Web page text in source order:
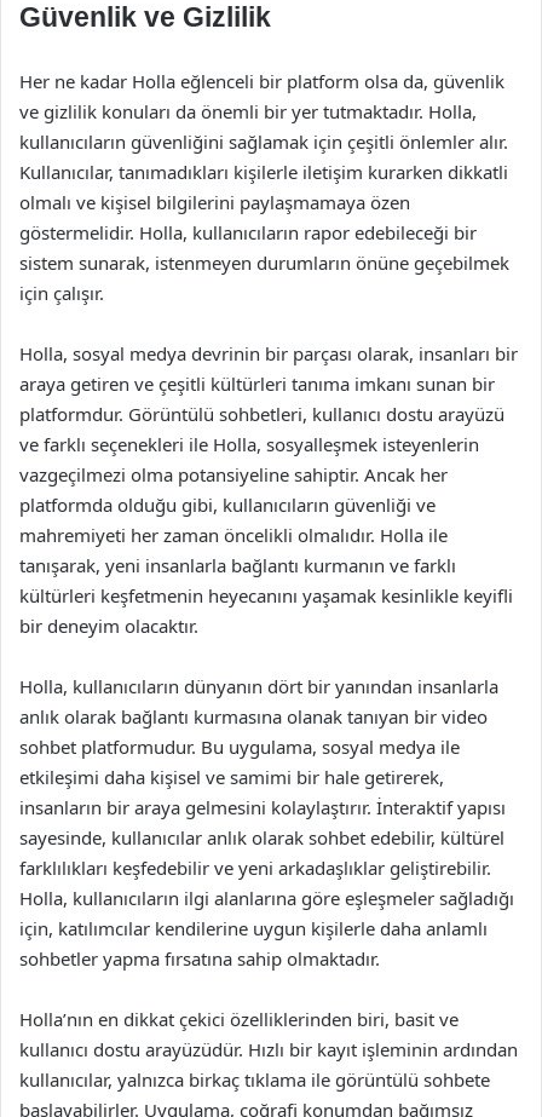
Güvenlik ve Gizlilik
Her ne kadar Holla eğlenceli bir platform olsa da, güvenlik
ve gizlilik konuları da önemli bir yer tutmaktadır. Holla,
kullanıcıların güvenliğini sağlamak için çeşitli önlemler alır.
Kullanıcılar, tanımadıkları kişilerle iletişim kurarken dikkatli
olmalı ve kişisel bilgilerini paylaşmamaya özen
göstermelidir. Holla, kullanıcıların rapor edebileceği bir
sistem sunarak, istenmeyen durumların önüne geçebilmek
için çalışır.
Holla, sosyal medya devrinin bir parçası olarak, insanları bir
araya getiren ve çeşitli kültürleri tanıma imkanı sunan bir
platformdur. Görüntülü sohbetleri, kullanıcı dostu arayüzü
ve farklı seçenekleri ile Holla, sosyalleşmek isteyenlerin
vazgeçilmezi olma potansiyeline sahiptir. Ancak her
platformda olduğu gibi, kullanıcıların güvenliği ve
mahremiyeti her zaman öncelikli olmalıdır. Holla ile
tanışarak, yeni insanlarla bağlantı kurmanın ve farklı
kültürleri keşfetmenin heyecanını yaşamak kesinlikle keyifli
bir deneyim olacaktır.
Holla, kullanıcıların dünyanın dört bir yanından insanlarla
anlık olarak bağlantı kurmasına olanak tanıyan bir video
sohbet platformudur. Bu uygulama, sosyal medya ile
etkileşimi daha kişisel ve samimi bir hale getirerek,
insanların bir araya gelmesini kolaylaştırır. İnteraktif yapısı
sayesinde, kullanıcılar anlık olarak sohbet edebilir, kültürel
farklılıkları keşfedebilir ve yeni arkadaşlıklar geliştirebilir.
Holla, kullanıcıların ilgi alanlarına göre eşleşmeler sağladığı
için, katılımcılar kendilerine uygun kişilerle daha anlamlı
sohbetler yapma fırsatına sahip olmaktadır.
Holla’nın en dikkat çekici özelliklerinden biri, basit ve
kullanıcı dostu arayüzüdür. Hızlı bir kayıt işleminin ardından
kullanıcılar, yalnızca birkaç tıklama ile görüntülü sohbete
başlayabilirler. Uygulama, coğrafi konumdan bağımsız